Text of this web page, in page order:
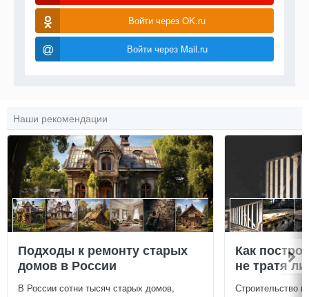
Войти через OK.ru
Войти через Mail.ru
Наши рекомендации
Подходы к ремонту старых
домов в России
В России сотни тысяч старых домов,
Как
не тратя
Строительство